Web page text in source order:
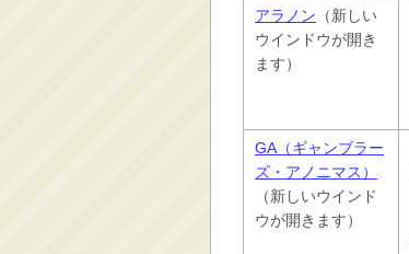
アラノン （新しい
ウインドウが開き
ます）
GA（ギャンブラー
ズ・アノニマス）
（新しいウインド
ウが開きます）